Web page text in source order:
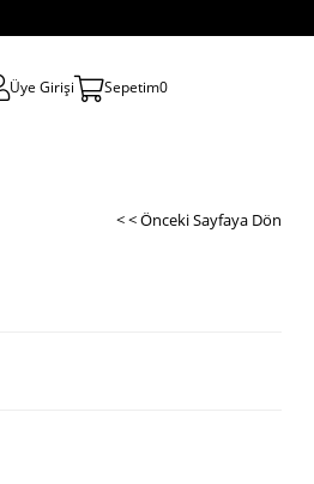
Üye Girişi Sepetim0
< < Önceki Sayfaya Dön